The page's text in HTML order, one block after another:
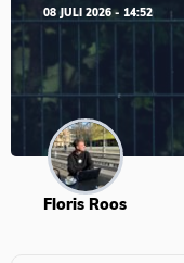
08 JULI 2026 - 14:52
Floris Roos